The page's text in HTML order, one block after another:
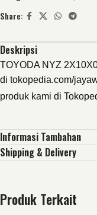
Share:
Deskripsi
TOYODA NYZ
di tokopedia.com/
produk kami di
Informasi Tambahan
Shipping & Delivery
Produk Terkait